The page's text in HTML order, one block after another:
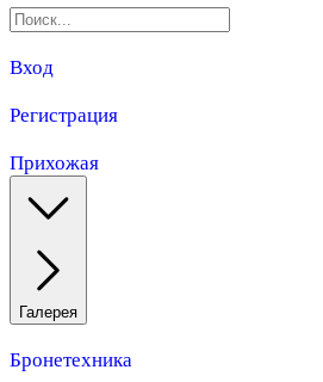
Вход
Регистрация
Прихожая
Галерея
Бронетехника